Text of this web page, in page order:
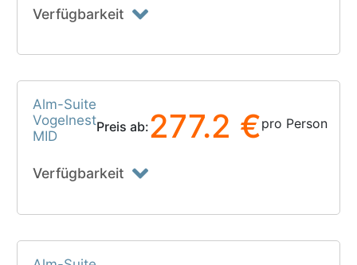
Verfügbarkeit
Alm-Suite
Vogelnest
MID
Preis ab:277.2 €pro Person
Verfügbarkeit